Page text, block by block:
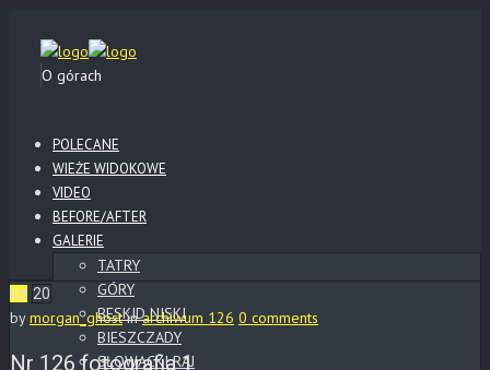
O górach
POLECANE
WIEŻE WIDOKOWE
VIDEO
BEFORE/AFTER
GALERIE
TATRY
GÓRY
BESKID NISKI
BIESZCZADY
SŁOWACKI RAJ
lut 20
bymorgan_ghost inarchiwum 126 0 comments
Nr 126 fotografia 1